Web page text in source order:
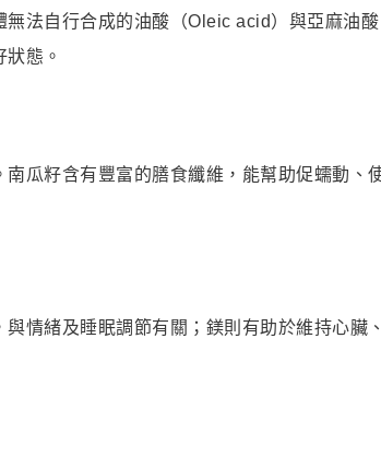
法自行合成的油酸（Oleic acid）與亞麻油
態。
瓜籽含有豐富的膳食纖維，能幫助促蠕動、
情緒及睡眠調節有關；鎂則有助於維持心臟